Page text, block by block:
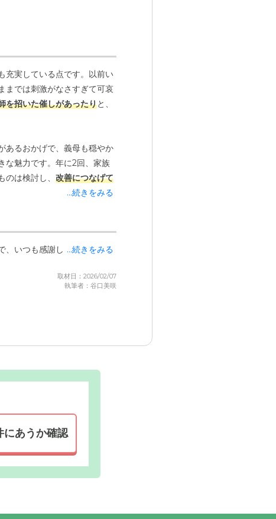
充実している点です。以前い
までは刺激がなさすぎて可哀
を招いた催しがあったりと、
あるおかげで、義母も穏やか
な魅力です。年に2回、家族
は検討し、 改善につなげて
けることも、この施設ならで
...続きをみる
、いつも感謝しています。
...続きをみる
取材日：2026/02/07
執筆者：谷口美咲
にあうか確認